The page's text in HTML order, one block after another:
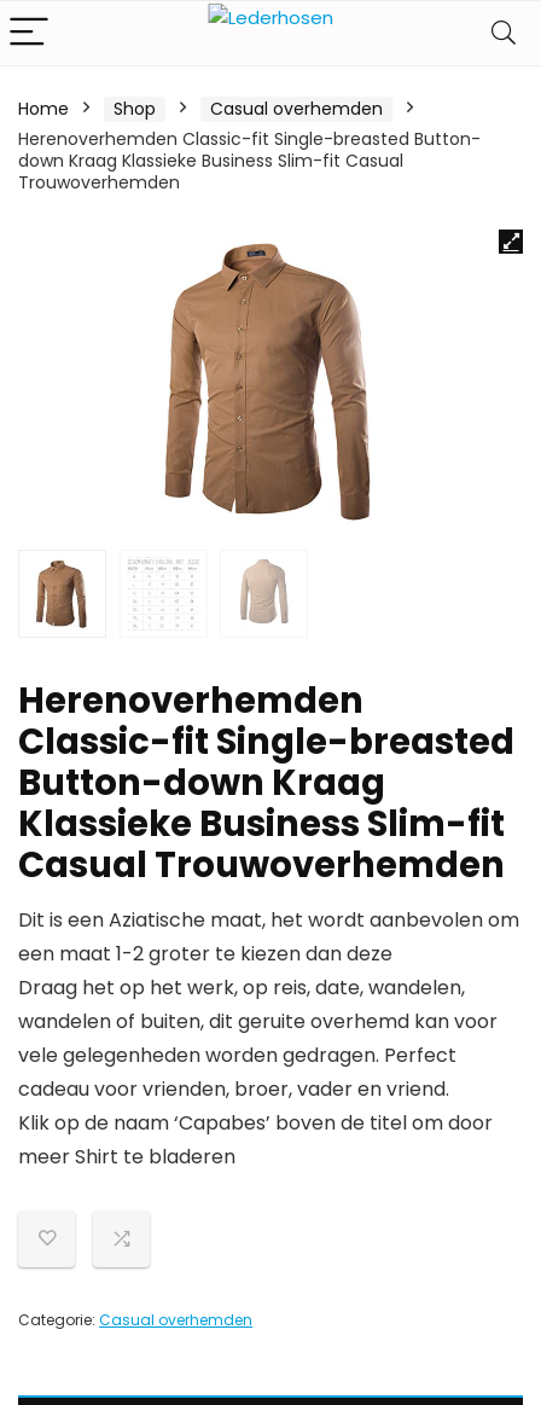
Home Shop
Casual overhemden
Herenoverhemden Classic-fit Single-breasted Button-
down Kraag Klassieke Business Slim-fit Casual
Trouwoverhemden
Herenoverhemden
Classic-fit Single-breasted
Button-down Kraag
Klassieke Business Slim-fit
Casual Trouwoverhemden
Dit is een Aziatische maat, het wordt aanbevolen om
een maat 1-2 groter te kiezen dan deze
Draag het op het werk, op reis, date, wandelen,
wandelen of buiten, dit geruite overhemd kan voor
vele gelegenheden worden gedragen. Perfect
cadeau voor vrienden, broer, vader en vriend.
Klik op de naam ‘Capabes’ boven de titel om door
meer Shirt te bladeren
Categorie: Casual overhemden